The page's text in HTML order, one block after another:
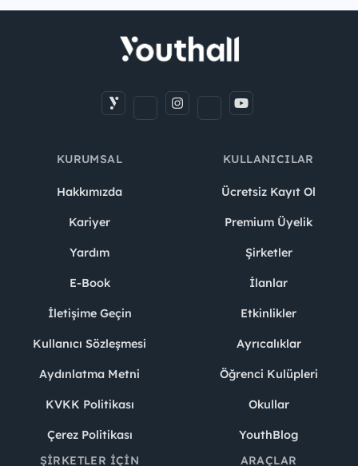
KURUMSAL
Hakkımızda
Kariyer
Yardım
E-Book
İletişime Geçin
Kullanıcı Sözleşmesi
Aydınlatma Metni
KVKK Politikası
Çerez Politikası
KULLANICILAR
Ücretsiz Kayıt Ol
Premium Üyelik
Şirketler
İlanlar
Etkinlikler
Ayrıcalıklar
Öğrenci Kulüpleri
Okullar
YouthBlog
ŞIRKETLER İÇIN
ARAÇLAR